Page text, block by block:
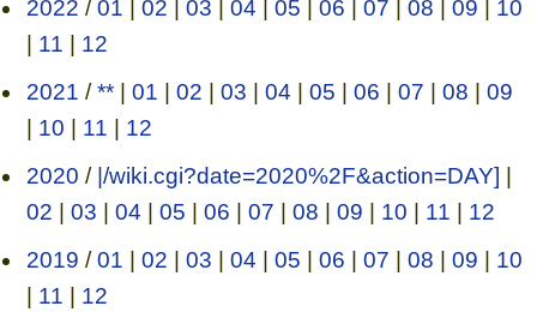
2022 /01 | 02 | 03 | 04 | 05 | 06 | 07 | 08 | 09 | 10
| 11 | 12
2021 /**| 01 | 02 | 03 | 04 | 05 | 06 | 07 | 08 | 09
| 10 | 11 | 12
2020 / |/wiki.cgi?date=2020%2F&action=DAY] |
02 | 03 | 04 | 05 | 06 | 07 | 08 | 09 | 10 | 11 | 12
2019 /01 | 02 | 03 | 04 | 05 | 06 | 07 | 08 | 09 | 10
| 11 | 12